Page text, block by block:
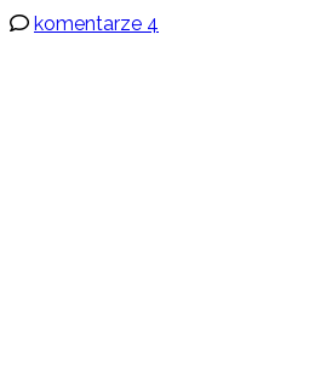
komentarze 4